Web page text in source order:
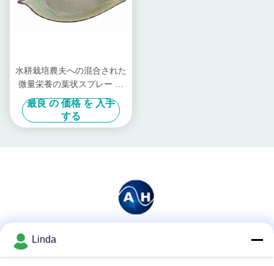
水耕栽培農夫への混合された
微量栄養の葉状スプレー カ
ルシウムBマクロ
最良 の 価格 を 入手
する
Linda